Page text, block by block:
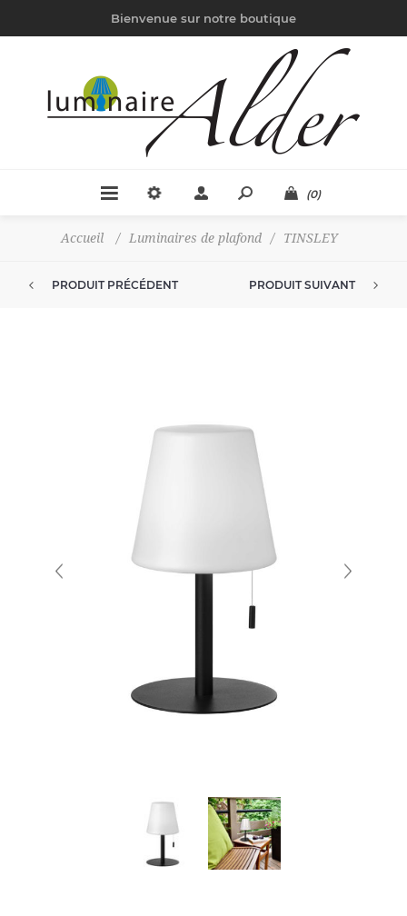
Bienvenue sur notre boutique
(0)
Accueil / Luminaires de plafond / TINSLEY
PRODUIT PRÉCÉDENT PRODUIT SUIVANT